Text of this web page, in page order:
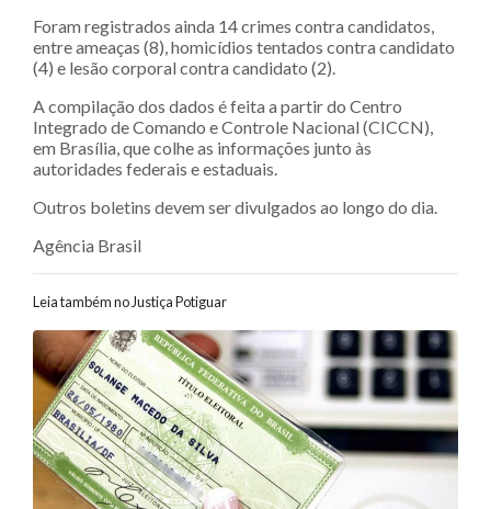
Foram registrados ainda 14 crimes contra candidatos,
entre ameaças (8), homicídios tentados contra candidato
(4) e lesão corporal contra candidato (2).
A compilação dos dados é feita a partir do Centro
Integrado de Comando e Controle Nacional (CICCN),
em Brasília, que colhe as informações junto às
autoridades federais e estaduais.
Outros boletins devem ser divulgados ao longo do dia.
Agência Brasil
Leia também no Justiça Potiguar
Navegação entre posts